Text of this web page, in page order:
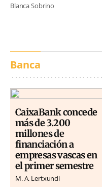
Blanca Sobrino
Banca
CaixaBank concede
más de 3.200
millones de
financiación a
empresas vascas en
el primer semestre
M. A. Lertxundi